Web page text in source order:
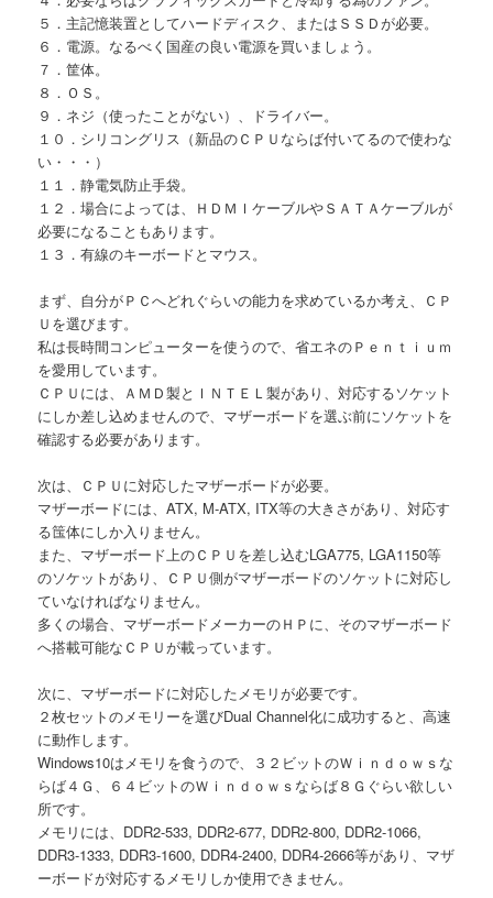
５．主記憶装置としてハードディスク、またはＳＳＤが必要。
６．電源。なるべく国産の良い電源を買いましょう。
７．筐体。
８．ＯＳ。
９．ネジ（使ったことがない）、ドライバー。
１０．シリコングリス（新品のＣＰＵならば付いてるので使わな
い・・・）
１１．静電気防止手袋。
１２．場合によっては、ＨＤＭＩケーブルやＳＡＴＡケーブルが
必要になることもあります。
１３．有線のキーボードとマウス。
まず、自分がＰＣへどれぐらいの能力を求めているか考え、ＣＰ
Ｕを選びます。
私は長時間コンピューターを使うので、省エネのＰｅｎｔｉｕｍ
を愛用しています。
ＣＰＵには、ＡＭＤ製とＩＮＴＥＬ製があり、対応するソケット
にしか差し込めませんので、マザーボードを選ぶ前にソケットを
確認する必要があります。
次は、ＣＰＵに対応したマザーボードが必要。
マザーボードには、ATX, M-ATX, ITX等の大きさがあり、対応す
る筺体にしか入りません。
また、マザーボード上のＣＰＵを差し込むLGA775, LGA1150等
のソケットがあり、ＣＰＵ側がマザーボードのソケットに対応し
ていなければなりません。
多くの場合、マザーボードメーカーのＨＰに、そのマザーボード
へ搭載可能なＣＰＵが載っています。
次に、マザーボードに対応したメモリが必要です。
２枚セットのメモリーを選びDual Channel化に成功すると、高速
に動作します。
Windows10はメモリを食うので、３２ビットのＷｉｎｄｏｗｓな
らば４Ｇ、６４ビットのＷｉｎｄｏｗｓならば８Ｇぐらい欲しい
所です。
メモリには、DDR2-533, DDR2-677, DDR2-800, DDR2-1066,
DDR3-1333, DDR3-1600, DDR4-2400, DDR4-2666等があり、マザ
ーボードが対応するメモリしか使用できません。